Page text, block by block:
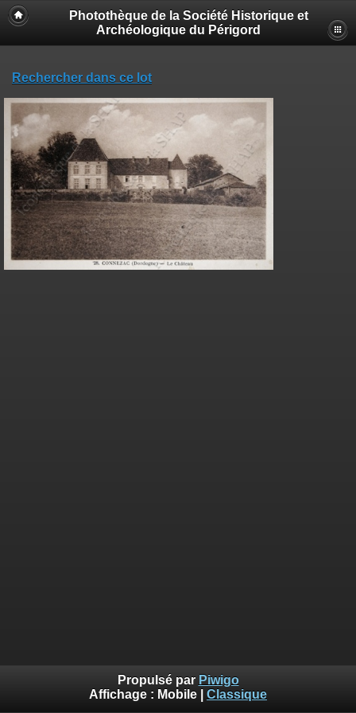
Photothèque de la Société Historique et
Archéologique du Périgord
Rechercher dans ce lot
Propulsé par Piwigo
Affichage : Mobile Classique